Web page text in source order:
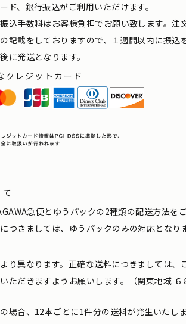
ド、銀行振込がご利用いただけます。
込手数料はお客様負担でお願い致します。注
記載をしておりますので、１週間以内に振込
に発送となります。
クレジットカード
急便とゆうパックの2種類の配送方法を
つきましては、ゆうパックのみの対応となり
り異なります。正確な送料につきましては、
ただきますようお願いします。（関東地域 ６
場合、12本ごとに1件分の送料が発生いたし